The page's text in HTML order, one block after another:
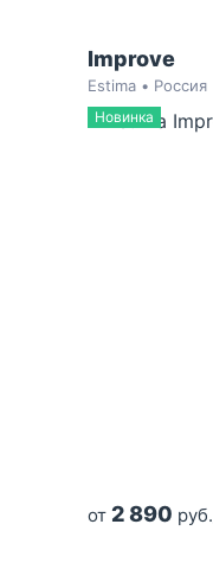
Improve
Estima • Россия
Новинка
от 2 890